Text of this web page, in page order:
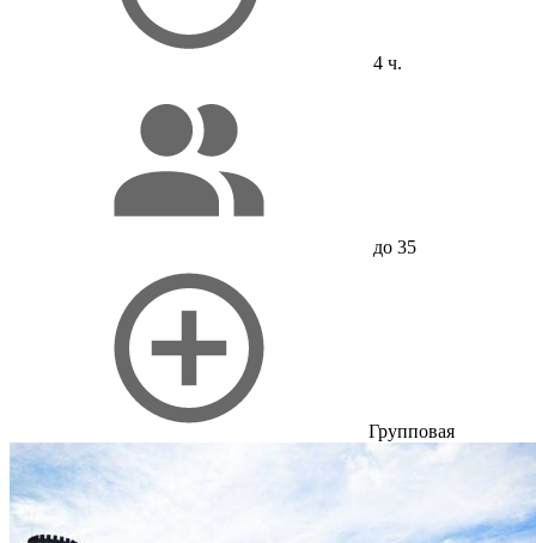
4 ч.
до 35
Групповая